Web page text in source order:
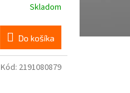
Skladom
Do košíka
Kód: 2191080879